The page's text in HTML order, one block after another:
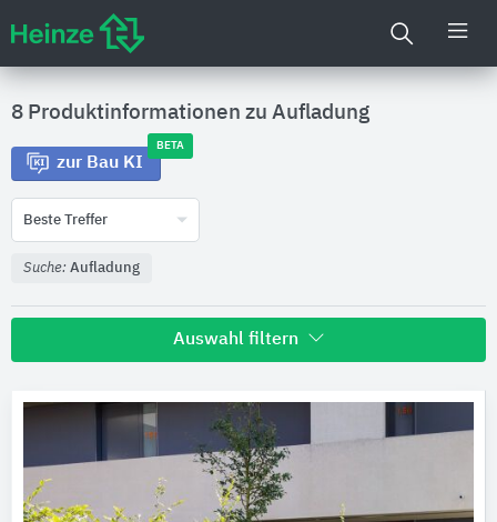
8 Produktinformationen zu Aufladung
zur Bau KI
BETA
Beste Treffer
Suche: Aufladung
Auswahl filtern
ABES Public Design
Hager Vertriebsgesellschaft
WSM - Walter Solbach Metallbau
ABL 1